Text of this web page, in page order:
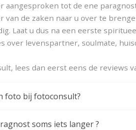
aangesproken tot de ene
de zaken naar u over te
Laat u dus na een eerste
over levenspartner, soulmate,
lees dan eerst eens de reviews
foto bij fotoconsult?
soms iets langer ?